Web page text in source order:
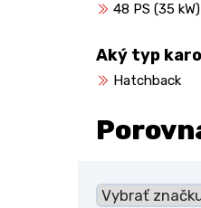
48 PS (35 kW)
Aký typ
Hatchback